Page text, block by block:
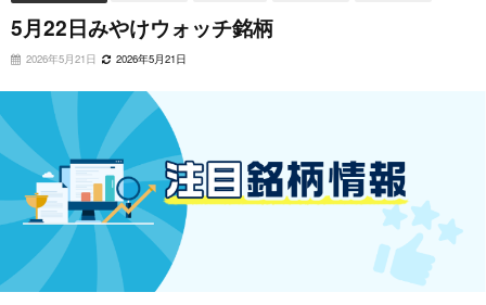
5月22日みやけウォッチ銘柄
2026年5月21日 2026年5月21日